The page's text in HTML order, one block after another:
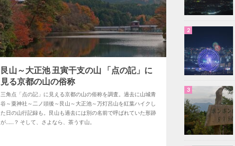
艮山～大正池 丑寅干支の山 「点の記」に
見る京都の山の俗称
三角点「点の記」に見える京都の山の俗称を調査。過去に山城青
谷～粟神社～二ノ頭後～艮山～大正池～万灯呂山を紅葉ハイクし
た日の山行記録も。艮山も過去には別の名前で呼ばれていた形跡
が……？ そして、さよなら、茶うす山。